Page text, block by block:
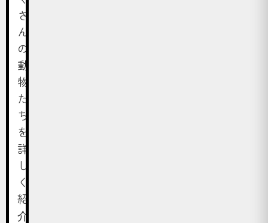
さ
ん
の
動
物
た
ち
を
詳
し
く
紹
介